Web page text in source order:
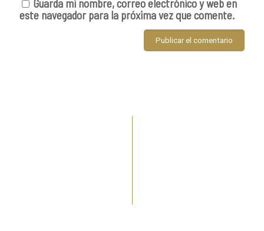
Guarda mi nombre, correo electrónico y web en
este navegador para la próxima vez que comente.